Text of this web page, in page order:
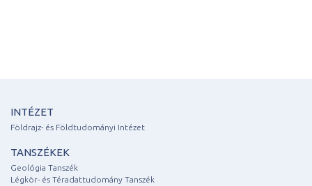
INTÉZET
Földrajz- és Földtudományi Intézet
TANSZÉKEK
Geológia Tanszék
Légkör- és Téradattudomány Tanszék